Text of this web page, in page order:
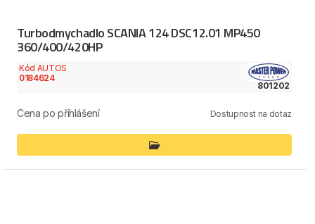
Turbodmychadlo SCANIA 124 DSC12.01 MP450
360/400/420HP
Kód AUTOS
0184624
801202
Cena po přihlášení Dostupnost na dotaz